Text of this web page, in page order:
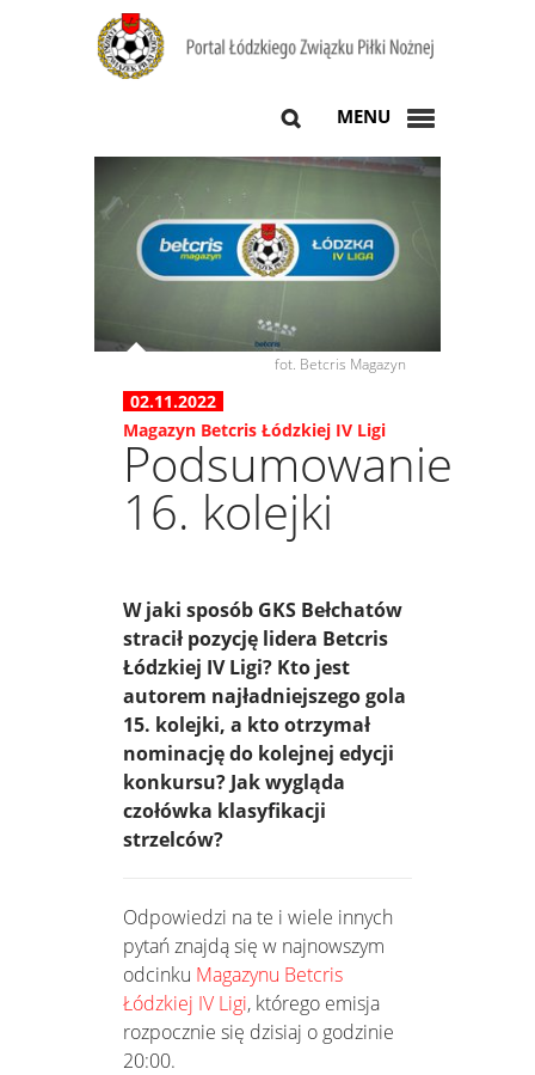
MENU
fot. Betcris Magazyn
02.11.2022
Magazyn Betcris Łódzkiej IV Ligi
Podsumowanie
16. kolejki
W jaki sposób GKS Bełchatów
stracił pozycję lidera Betcris
Łódzkiej IV Ligi? Kto jest
autorem najładniejszego gola
15. kolejki, a kto otrzymał
nominację do kolejnej edycji
konkursu? Jak wygląda
czołówka klasyfikacji
strzelców?
Odpowiedzi na te i wiele innych
pytań znajdą się w najnowszym
odcinku Magazynu Betcris
Łódzkiej IV Ligi, którego emisja
rozpocznie się dzisiaj o godzinie
20:00.